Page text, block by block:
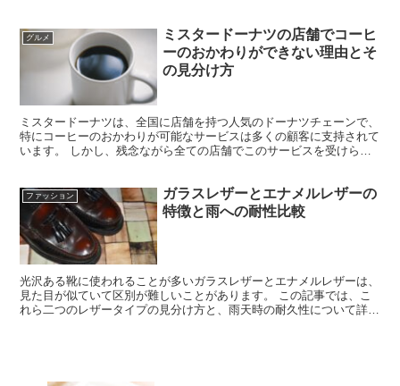
グルメ
ミスタードーナツの店舗でコーヒ
ーのおかわりができない理由とそ
の見分け方
ミスタードーナツは、全国に店舗を持つ人気のドーナツチェーンで、
特にコーヒーのおかわりが可能なサービスは多くの顧客に支持されて
います。 しかし、残念ながら全ての店舗でこのサービスを受けられ
ファッション
ガラスレザーとエナメルレザーの
特徴と雨への耐性比較
光沢ある靴に使われることが多いガラスレザーとエナメルレザーは、
見た目が似ていて区別が難しいことがあります。 この記事では、こ
れら二つのレザータイプの見分け方と、雨天時の耐久性について詳し